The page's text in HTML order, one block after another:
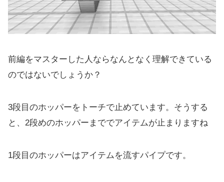
前編をマスターした人ならなんとなく理解できている
のではないでしょうか？
3段目のホッパーをトーチで止めています。そうする
と、2段めのホッパーまででアイテムが止まりますね
1段目のホッパーはアイテムを流すパイプです。